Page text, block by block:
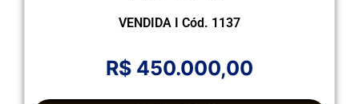
VENDIDA I Cód. 1137
R$ 450.000,00